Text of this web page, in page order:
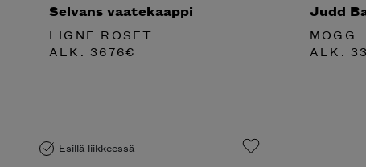
Selvans vaatekaappi
LIGNE ROSET
ALK. 3676€
Judd
MOGG
ALK.
Esillä liikkeessä